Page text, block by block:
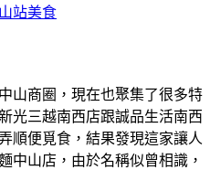
站美食
山商圈，現在也聚集了很多特
光三越南西店跟誠品生活南西
順便覓食，結果發現這家讓人
中山店，由於名稱似曾相識，